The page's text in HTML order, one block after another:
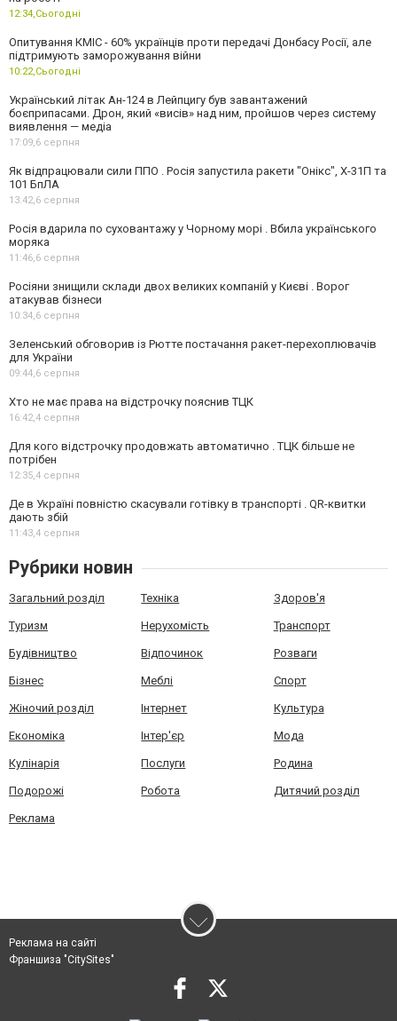
12:34,Сьогодні
Опитування КМІС - 60% українців проти передачі Донбасу Росії, але
підтримують заморожування війни
10:22,Сьогодні
Український літак Ан-124 в Лейпцигу був завантажений
боєприпасами. Дрон, який «висів» над ним, пройшов через систему
виявлення — медіа
17:09,6 серпня
Як відпрацювали сили ППО . Росія запустила ракети "Онікс", Х-31П та
101 БпЛА
13:42,6 серпня
Росія вдарила по суховантажу у Чорному морі . Вбила українського
моряка
11:46,6 серпня
Росіяни знищили склади двох великих компаній у Києві . Ворог
атакував бізнеси
10:34,6 серпня
Зеленський обговорив із Рютте постачання ракет-перехоплювачів
для України
09:44,6 серпня
Хто не має права на відстрочку пояснив ТЦК
16:42,4 серпня
Для кого відстрочку продовжать автоматично . ТЦК більше не
потрібен
12:35,4 серпня
Де в Україні повністю скасували готівку в транспорті . QR-квитки
дають збій
11:43,4 серпня
Рубрики новин
Загальний розділ Техніка Здоров'я
Туризм Нерухомість Транспорт
Будівництво Відпочинок Розваги
Бізнес Меблі Спорт
Жіночий розділ Інтернет Культура
Економіка Інтер'єр Мода
Кулінарія Послуги Родина
Подорожі Робота Дитячий розділ
Реклама
Реклама на сайті
Франшиза "CitySites"